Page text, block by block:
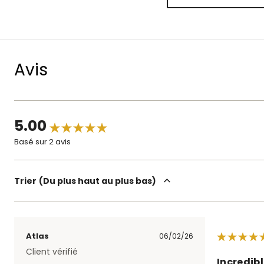
Avis
5.00
Basé sur 2 avis
Trier Du plus haut au plus bas
Atlas 06/02/26
Client vérifié